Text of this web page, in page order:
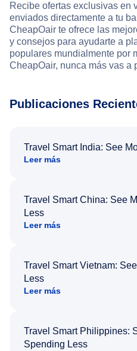
Recibe ofertas exclusivas en
enviados directamente a tu
CheapOair te ofrece las
y consejos para ayudarte a
populares mundialmente por
CheapOair, nunca más vas a
Publicaciones
Travel Smart India: See
Leer más
Travel Smart China: See
Less
Leer más
Travel Smart Vietnam:
Less
Leer más
Travel Smart Philippines:
Spending Less